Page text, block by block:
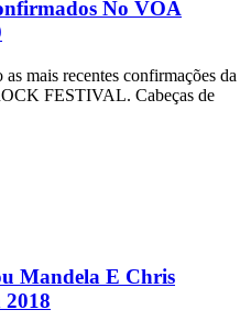
No VOA
mais recentes confirmações da
FESTIVAL. Cabeças de
Mandela E Chris